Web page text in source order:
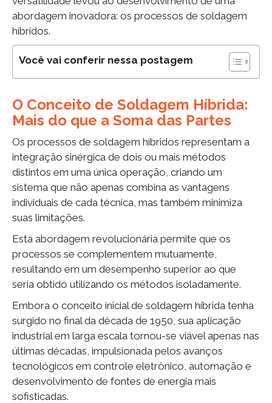
abordagem inovadora: os processos de soldagem
híbridos.
Você vai conferir nessa postagem
O Conceito de Soldagem Híbrida:
Mais do que a Soma das Partes
Os processos de soldagem híbridos representam a
integração sinérgica de dois ou mais métodos
distintos em uma única operação, criando um
sistema que não apenas combina as vantagens
individuais de cada técnica, mas também minimiza
suas limitações.
Esta abordagem revolucionária permite que os
processos se complementem mutuamente,
resultando em um desempenho superior ao que
seria obtido utilizando os métodos isoladamente.
Embora o conceito inicial de soldagem híbrida tenha
surgido no final da década de 1950, sua aplicação
industrial em larga escala tornou-se viável apenas nas
últimas décadas, impulsionada pelos avanços
tecnológicos em controle eletrônico, automação e
desenvolvimento de fontes de energia mais
sofisticadas.